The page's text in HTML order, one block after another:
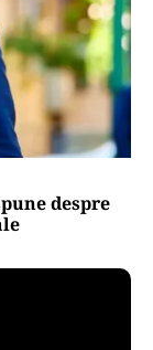
despre